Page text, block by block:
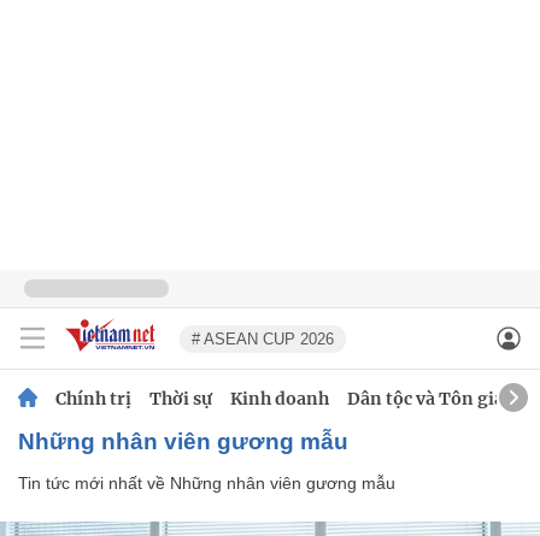
# ASEAN CUP 2026
Chính trị Thời sự Kinh doanh Dân tộc và Tôn giáo
Những nhân viên gương mẫu
Tin tức mới nhất về Những nhân viên gương mẫu